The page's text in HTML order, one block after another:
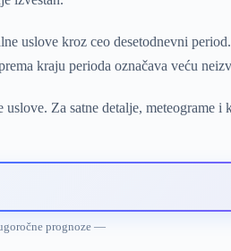
uslove kroz ceo desetodnevni
kraju perioda označava veću
Za satne detalje, meteograme
prognoze —